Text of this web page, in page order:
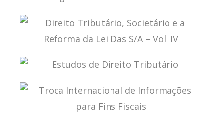
DIREITO TRIBUTÁRIO INTERNACIONAL:
HOMENAGEM AO PROFESSOR ALBERTO XAVIER
DIREITO TRIBUTÁRIO, SOCIETÁRIO E A REFORMA
DA LEI DAS S/A – VOL. IV
ESTUDOS DE DIREITO TRIBUTÁRIO